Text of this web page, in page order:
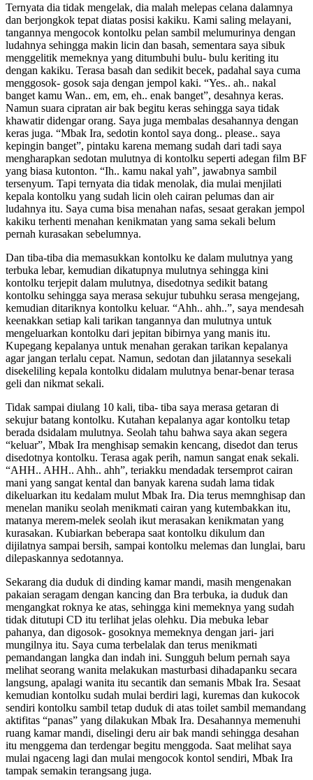
Ternyata dia tidak mengelak, dia malah melepas celana dalamnya
dan berjongkok tepat diatas posisi kakiku. Kami saling melayani,
tangannya mengocok kontolku pelan sambil melumurinya dengan
ludahnya sehingga makin licin dan basah, sementara saya sibuk
menggelitik memeknya yang ditumbuhi bulu- bulu keriting itu
dengan kakiku. Terasa basah dan sedikit becek, padahal saya cuma
menggosok- gosok saja dengan jempol kaki. “Yes.. ah.. nakal
banget kamu Wan.. em, em, eh.. enak banget”, desahnya keras.
Namun suara cipratan air bak begitu keras sehingga saya tidak
khawatir didengar orang. Saya juga membalas desahannya dengan
keras juga. “Mbak Ira, sedotin kontol saya dong.. please.. saya
kepingin banget”, pintaku karena memang sudah dari tadi saya
mengharapkan sedotan mulutnya di kontolku seperti adegan film BF
yang biasa kutonton. “Ih.. kamu nakal yah”, jawabnya sambil
tersenyum. Tapi ternyata dia tidak menolak, dia mulai menjilati
kepala kontolku yang sudah licin oleh cairan pelumas dan air
ludahnya itu. Saya cuma bisa menahan nafas, sesaat gerakan jempol
kakiku terhenti menahan kenikmatan yang sama sekali belum
pernah kurasakan sebelumnya.
Dan tiba-tiba dia memasukkan kontolku ke dalam mulutnya yang
terbuka lebar, kemudian dikatupnya mulutnya sehingga kini
kontolku terjepit dalam mulutnya, disedotnya sedikit batang
kontolku sehingga saya merasa sekujur tubuhku serasa mengejang,
kemudian ditariknya kontolku keluar. “Ahh.. ahh..”, saya mendesah
keenakkan setiap kali tarikan tangannya dan mulutnya untuk
mengeluarkan kontolku dari jepitan bibirnya yang manis itu.
Kupegang kepalanya untuk menahan gerakan tarikan kepalanya
agar jangan terlalu cepat. Namun, sedotan dan jilatannya sesekali
disekeliling kepala kontolku didalam mulutnya benar-benar terasa
geli dan nikmat sekali.
Tidak sampai diulang 10 kali, tiba- tiba saya merasa getaran di
sekujur batang kontolku. Kutahan kepalanya agar kontolku tetap
berada dsidalam mulutnya. Seolah tahu bahwa saya akan segera
“keluar”, Mbak Ira menghisap semakin kencang, disedot dan terus
disedotnya kontolku. Terasa agak perih, namun sangat enak sekali.
“AHH.. AHH.. Ahh.. ahh”, teriakku mendadak tersemprot cairan
mani yang sangat kental dan banyak karena sudah lama tidak
dikeluarkan itu kedalam mulut Mbak Ira. Dia terus memnghisap dan
menelan maniku seolah menikmati cairan yang kutembakkan itu,
matanya merem-melek seolah ikut merasakan kenikmatan yang
kurasakan. Kubiarkan beberapa saat kontolku dikulum dan
dijilatnya sampai bersih, sampai kontolku melemas dan lunglai, baru
dilepaskannya sedotannya.
Sekarang dia duduk di dinding kamar mandi, masih mengenakan
pakaian seragam dengan kancing dan Bra terbuka, ia duduk dan
mengangkat roknya ke atas, sehingga kini memeknya yang sudah
tidak ditutupi CD itu terlihat jelas olehku. Dia mebuka lebar
pahanya, dan digosok- gosoknya memeknya dengan jari- jari
mungilnya itu. Saya cuma terbelalak dan terus menikmati
pemandangan langka dan indah ini. Sungguh belum pernah saya
melihat seorang wanita melakukan masturbasi dihadapanku secara
langsung, apalagi wanita itu secantik dan semanis Mbak Ira. Sesaat
kemudian kontolku sudah mulai berdiri lagi, kuremas dan kukocok
sendiri kontolku sambil tetap duduk di atas toilet sambil memandang
aktifitas “panas” yang dilakukan Mbak Ira. Desahannya memenuhi
ruang kamar mandi, diselingi deru air bak mandi sehingga desahan
itu menggema dan terdengar begitu menggoda. Saat melihat saya
mulai ngaceng lagi dan mulai mengocok kontol sendiri, Mbak Ira
tampak semakin terangsang juga.